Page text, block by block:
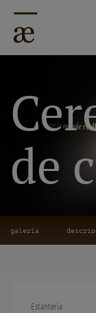
de
galería
Estantería